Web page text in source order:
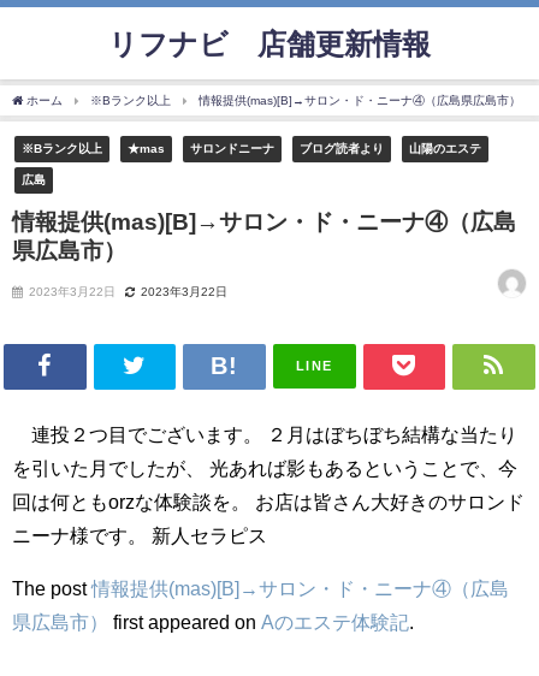
リフナビ®店舗更新情報
ホーム ※Bランク以上 情報提供(mas)[B]→サロン・ド・ニーナ④（広島県広島市）
※Bランク以上 ★mas サロンドニーナ ブログ読者より 山陽のエステ
広島
情報提供(mas)[B]→サロン・ド・ニーナ④（広島
県広島市）
2023年3月22日 2023年3月22日
LINE
連投２つ目でございます。 ２月はぼちぼち結構な当たり
を引いた月でしたが、 光あれば影もあるということで、今
回は何ともorzな体験談を。 お店は皆さん大好きのサロンド
ニーナ様です。 新人セラピス
The post情報提供(mas)[B]→サロン・ド・ニーナ④（広島
県広島市）
first appeared on Aのエステ体験記